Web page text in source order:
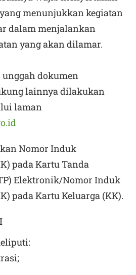
menunjukkan kegiatan
dalam menjalankan
yang akan dilamar.
unggah dokumen
lainnya dilakukan
laman
Nomor Induk
pada Kartu Tanda
Elektronik/Nomor Induk
pada Kartu Keluarga (KK).